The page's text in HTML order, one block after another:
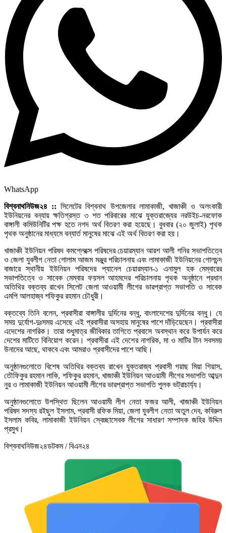
WhatsApp
বিশ্বনাথনিউজ২৪ :: সিলেটের বিশ্বনাথ উপজেলার লামাকাজী, খাজাঞ্চী ও অলংকারী
ইউনিয়নের বন্যায় ক্ষতিগ্রস্ত ৩ শত পরিবারের মাঝে যুক্তরাজ্যের নরউইচ-নরফোক
বাঙ্গালী কমিউনিটির পক্ষ হতে নগদ অর্থ বিতরণ করা হয়েছে। বুধবার (২০ জুলাই) পৃথক
পৃথক অনুষ্ঠানের মাধ্যমে বন্যার্ত মানুষের মাঝে এই অর্থ বিতরণ করা হয়।
খাজাঞ্চী ইউনিয়ন পরিষদ কমপ্লেক্সে পরিষদের চেয়ারম্যান আরশ আলী গনির সভাপতিত্বে
ও জেলা যুবলীগ নেতা গোলাম আজম মঞ্জুর পরিচালনায় এবং লামাকাজী ইউনিয়নের গোলচন্দ
বাজারে স্থানীয় ইউনিয়ন পরিষদের প্যানেল চেয়ারম্যান-১ এনামুল হক মেম্বারের
সভাপতিত্বে ও সাবেক মেম্বার ফয়সল আহমদের পরিচালনায় পৃথক অনুষ্ঠানে প্রধান
অতিথির বক্তব্য রাখেন সিলেট জেলা আওয়ামী লীগের ভারপ্রাপ্ত সভাপতি ও সাবেক
এমপি আলহাজ্ব শফিকুর রহমান চৌধুরী।
বক্তব্যে তিনি বলেন, প্রবাসীরা বাঙ্গালীর দুর্দিনের বন্ধু, বাংলাদেশের দুর্দিনের বন্ধু। যে
সময় দুর্যোগ-দুঃসময় এসেছে এই প্রবাসীরা অসহায় মানুষের পাশে দাঁড়িয়েছেন। প্রবাসীরা
এদেশের নাগরিক। তারা শুধুমাত্র জীবিকার তাগিতে প্রবাসে অবস্থান করে উপার্যন করে
দেশের মাটিতে বিনিয়োগ করেন। প্রবাসীরা এই দেশের নাগরিক, মা ও মাটির টান সবসময়
উনাদের আছে, থাকবে এবং আমরাও প্রবাসীদের পাশে আছি।
অনুষ্ঠানগুলোতে বিশেষ অতিথির বক্তব্য রাখেন যুক্তরাজ্য প্রবাসী গয়াছ মিয়া গিয়াস,
তৌফিকুর রহমান লাকি, শফিকুর রহমান, খাজাঞ্চী ইউনিয়ন আওয়ামী লীগের সভাপতি আব্দুন
নুর ও লামাকাজী ইউনিয়ন আওয়ামী লীগের ভারপ্রাপ্ত সভাপতি পুলক ভট্রাচার্য্য।
অনুষ্ঠানগুলোতে উপস্থিত ছিলেন আওয়ামী লীগ নেতা ফজর আলী, খাজাঞ্চী ইউনিয়ন
পরিষদ সদস্য রইছুল ইসলাম, প্রবাসী রফিক মিয়া, জেলা যুবলীগ নেতা অতুল দেব, কবিরুল
ইসলাম কবির, লামাকাজী ইউনিয়ন স্বেচ্ছাসেবক লীগের সাধারণ সম্পাদক জহির উদ্দিন
প্রমুখ।
বিশ্বনাথনিউজ২৪ডটকম / বিএন২৪